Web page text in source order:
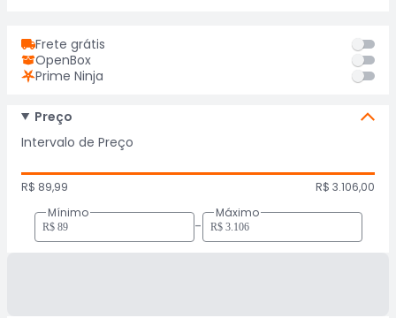
Frete grátis
OpenBox
Prime Ninja
Preço
Intervalo de Preço
R$ 89,99
R$ 3.106,00
Mínimo
-
Máximo